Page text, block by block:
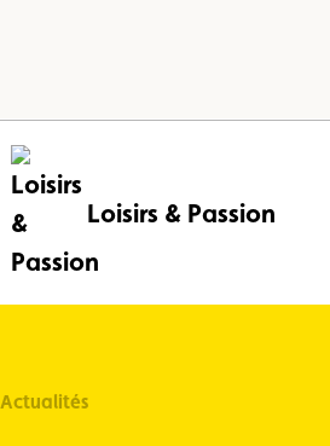
Loisirs & Passion
Actualités